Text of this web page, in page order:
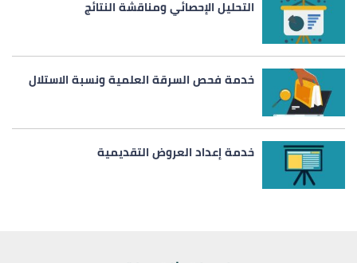
التحليل الإحصائي ومناقشة النتائج
خدمة فحص السرقة العلمية ونسبة الاستلال
خدمة إعداد العروض التقديمية